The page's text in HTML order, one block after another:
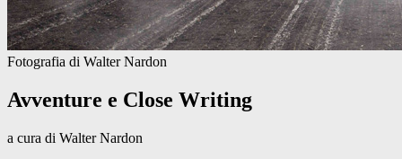
Fotografia di Walter Nardon
Avventure e Close Writing
a cura di Walter Nardon